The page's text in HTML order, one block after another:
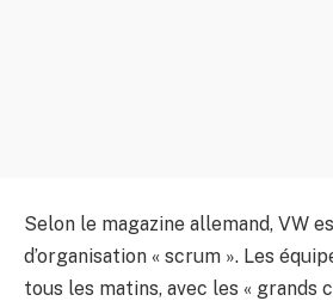
Selon le magazine allemand, VW
d’organisation « scrum ». Les
tous les matins, avec les « grands